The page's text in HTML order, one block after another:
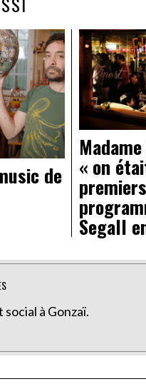
de « on
Segall
à Gonzaï.